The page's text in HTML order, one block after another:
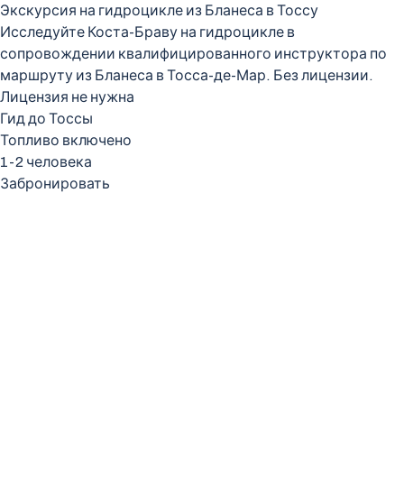
Экскурсия на гидроцикле из Бланеса в Тоссу
Исследуйте Коста-Браву на гидроцикле в
сопровождении квалифицированного инструктора по
маршруту из Бланеса в Тосса-де-Мар. Без лицензии.
Лицензия не нужна
Гид до Тоссы
Топливо включено
1-2 человека
Забронировать